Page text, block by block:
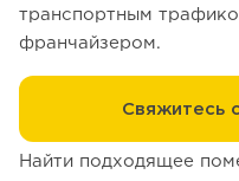
транспортным
франчайзером.
Свяжитесь
Найти подходящее